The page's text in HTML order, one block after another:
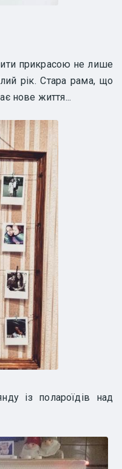
прикрасою не лише
рік. Стара рама, що
нове життя...
із полароїдів над